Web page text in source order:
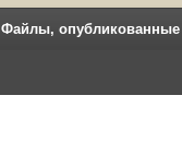
Файлы, опубликованные